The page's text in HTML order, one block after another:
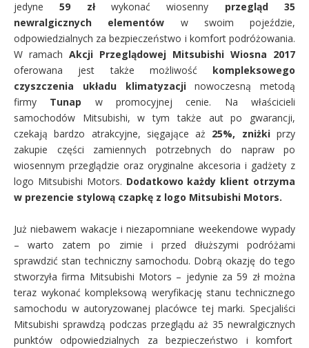
jedyne59 złwykonać wiosenny przegląd 35
newralgicznych elementów w swoim pojeździe,
odpowiedzialnych za bezpieczeństwo i komfort podróżowania.
W ramach Akcji Przeglądowej Mitsubishi Wiosna 2017
oferowana jest także możliwość kompleksowego
czyszczenia układu klimatyzacjinowoczesną metodą
firmy Tunap w promocyjnej cenie. Na właścicieli
samochodów Mitsubishi, w tym także aut po gwarancji,
czekają bardzo atrakcyjne, sięgające aż 25%, zniżkiprzy
zakupie części zamiennych potrzebnych do napraw po
wiosennym przeglądzie oraz oryginalne akcesoria i gadżety z
logo Mitsubishi Motors. Dodatkowo każdy klient otrzyma
w prezencie stylową czapkę z logo Mitsubishi Motors.
Już niebawem wakacje i niezapomniane weekendowe wypady
– warto zatem po zimie i przed dłuższymi podróżami
sprawdzić stan techniczny samochodu. Dobrą okazję do tego
stworzyła firma Mitsubishi Motors – jedynie za 59 zł można
teraz wykonać kompleksową weryfikację stanu technicznego
samochodu w autoryzowanej placówce tej marki. Specjaliści
Mitsubishi sprawdzą podczas przeglądu aż 35 newralgicznych
punktów odpowiedzialnych za bezpieczeństwo i komfort